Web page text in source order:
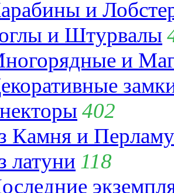
и
и Штурвалы
и
402
Камня и
латуни 118